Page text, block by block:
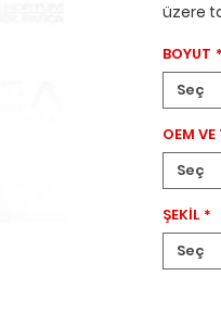
üzere
çapa
da onu
için
sistemi
veya
BOYUT
Seç
OEM
Seç
ŞEKİL *
Seç